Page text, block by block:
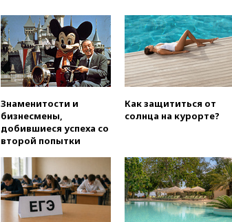
17:17
Власти РФ помогут
пострадавшему от атак на
склады Wildberries бизнесу
16:55
Экс-директору Popcorn
Books запросили четыре года
условно
ЦБ: международные
резервы России снизились
16:35
На восстановление
Херсонской области направят
6,8 млрд рублей
16:16
The Guardian: ученые
США создали
Знаменитости и
бизнесмены,
добившиеся успеха со
второй попытки
Как защититься от
солнца на курорте?